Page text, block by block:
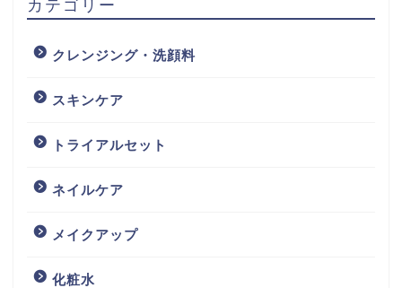
カテゴリー
クレンジング・洗顔料
スキンケア
トライアルセット
ネイルケア
メイクアップ
化粧水